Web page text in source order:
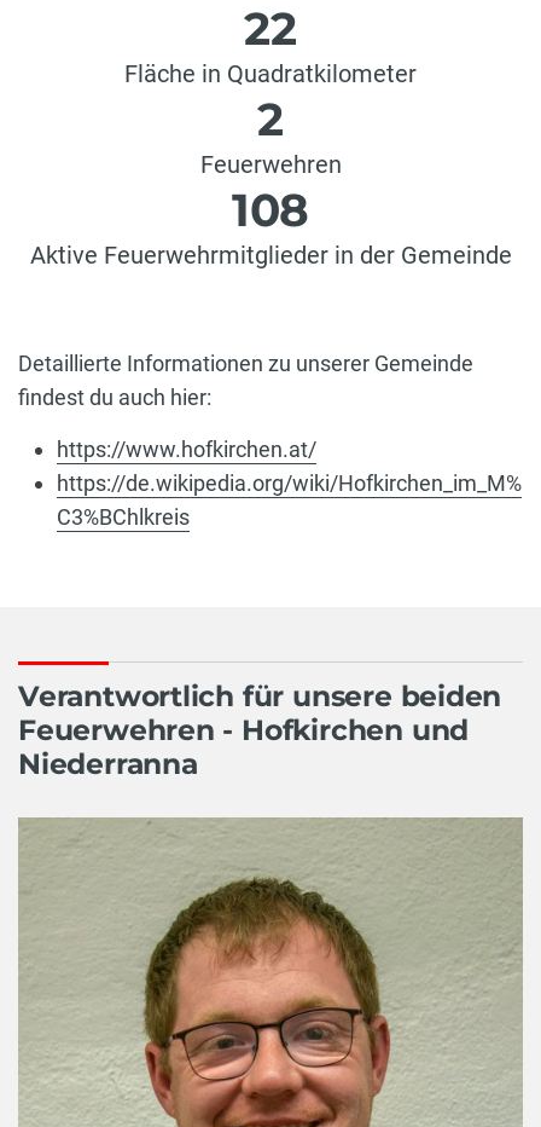
22
Fläche in Quadratkilometer
2
Feuerwehren
108
Aktive Feuerwehrmitglieder in der Gemeinde
Detaillierte Informationen zu unserer Gemeinde
findest du auch hier:
https://www.hofkirchen.at/
https://de.wikipedia.org/wiki/Hofkirchen_im_M%
C3%BChlkreis
Verantwortlich für unsere beiden
Feuerwehren - Hofkirchen und
Niederranna